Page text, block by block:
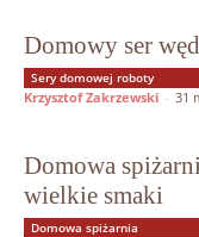
Domowy ser
Sery domowej roboty
Krzysztof Zakrzewski - 31
Domowa
wielkie smaki
Domowa spiżarnia